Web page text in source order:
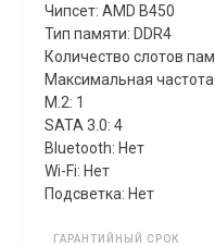
Чипсет: AMD B450
Тип памяти: DDR4
Количество слотов
Максимальная
M.2: 1
SATA 3.0: 4
Bluetooth: Нет
Wi-Fi: Нет
Подсветка: Нет
ГАРАНТИЙНЫЙ СРОК